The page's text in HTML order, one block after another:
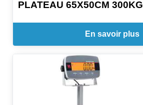
PLATEAU 65X50CM 300KG
En savoir plus